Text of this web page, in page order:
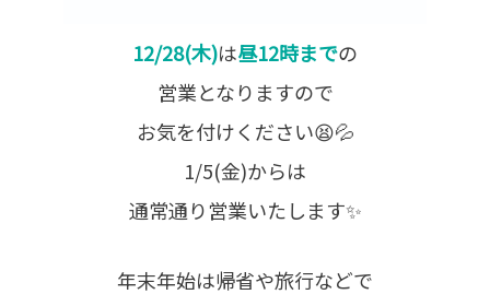
12/28(木)は昼12時までの
営業となりますので
お気を付けください😫💦
1/5(金)からは
通常通り営業いたします✨
年末年始は帰省や旅行などで